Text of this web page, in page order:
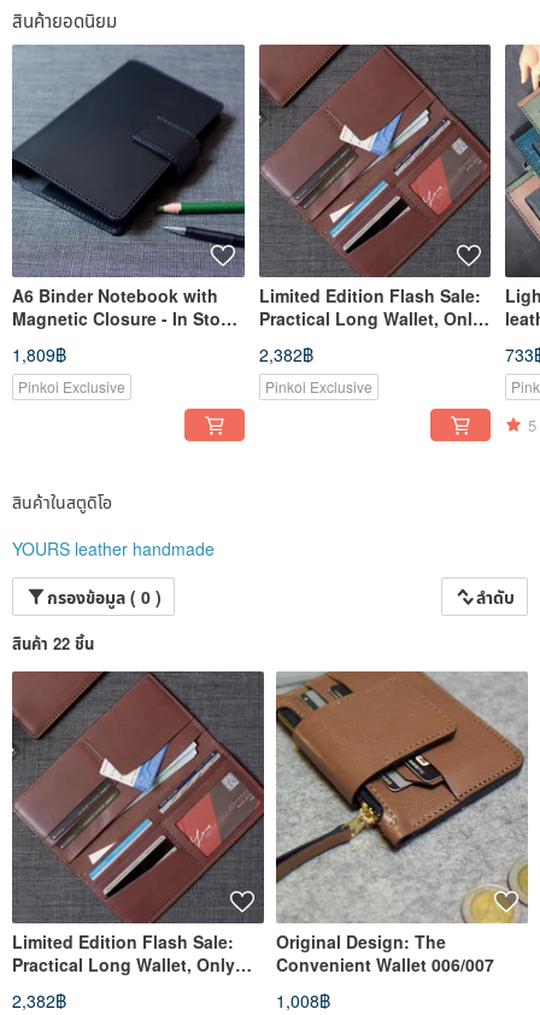
In the future, product function and originality will still be the top priority
[Not Simple and Simple] It will also be the unchanging style and persistence of
Oman design
สินค้ายอดนิยม
A6 Binder Notebook with
Magnetic Closure - In Stock
Black 2026
1,809฿
Pinkoi Exclusive
Limited Edition Flash Sale:
Practical Long Wallet, Only
Two Available
2,382฿
Pinkoi Exclusive
733
5
สินค้าในสตูดิโอ
YOURS leather handmade
กรองข้อมูล ( 0 )
ลำดับ
สินค้า 22 ชิ้น
Limited Edition Flash Sale:
Practical Long Wallet, Only
Two Available
2,382฿
Original Design: The
Convenient Wallet 006/007
1,008฿